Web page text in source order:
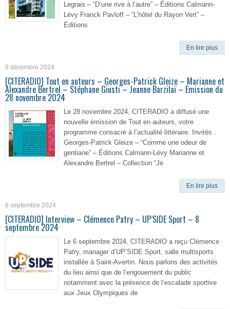
Legrais – “D’une rive à l’autre” – Éditions Calmann-
Lévy Franck Pavloff – “L’hôtel du Rayon Vert” –
Éditions
En lire plus
8 décembre 2024
[CITERADIO] Tout en auteurs – Georges-Patrick Gleize – Marianne et
Alexandre Bertrel – Stéphane Giusti – Jeanne Barzilaï – Emission du
28 novembre 2024
Le 28 novembre 2024, CITERADIO a diffusé une
nouvelle émission de Tout en auteurs, votre
programme consacré à l’actualité littéraire. Invités :
Georges-Patrick Gleize – “Comme une odeur de
gentiane” – Éditions Calmann-Lévy Marianne et
Alexandre Bertrel – Collection “Je
En lire plus
8 septembre 2024
[CITERADIO] Interview – Clémence Patry – UP’SIDE Sport – 8
septembre 2024
Le 6 septembre 2024, CITERADIO a reçu Clémence
Patry, manager d’UP’SIDE Sport, salle multisports
installée à Saint-Avertin. Nous parlons des activités
du lieu ainsi que de l’engouement du public
notamment avec la présence de l’escalade sportive
aux Jeux Olympiques de